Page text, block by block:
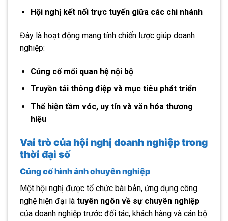
Hội nghị kết nối trực tuyến giữa các chi nhánh
Đây là hoạt động mang tính chiến lược giúp doanh
nghiệp:
Củng cố mối quan hệ nội bộ
Truyền tải thông điệp và mục tiêu phát triển
Thể hiện tầm vóc, uy tín và văn hóa thương
hiệu
Vai trò của hội nghị doanh nghiệp trong
thời đại số
Củng cố hình ảnh chuyên nghiệp
Một hội nghị được tổ chức bài bản, ứng dụng công
nghệ hiện đại là tuyên ngôn về sự chuyên nghiệp
của doanh nghiệp trước đối tác, khách hàng và cán bộ